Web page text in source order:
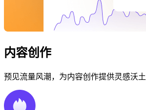
内容创作
预见流量风潮，为内容创作提供灵感沃土